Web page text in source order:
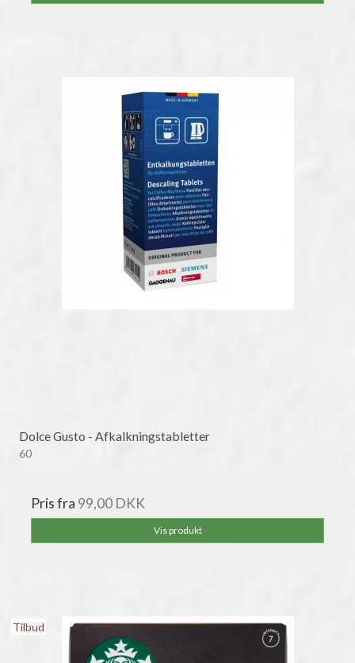
Dolce Gusto - Afkalkningstabletter
60
Pris fra 99,00 DKK
Vis produkt
Tilbud